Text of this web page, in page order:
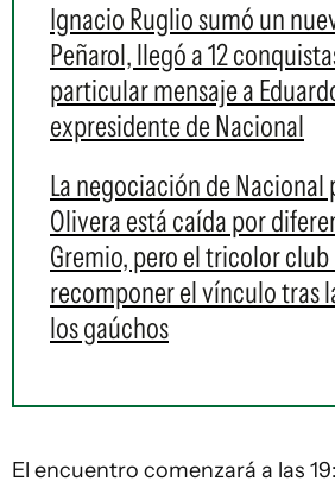
Ignacio Ruglio sumó un
Peñarol, llegó a 12
particular mensaje a
expresidente de Nacional
La negociación de Nacional
Olivera está caída por
Gremio, pero el tricolor
recomponer el vínculo tras
los gaúchos
El encuentro comenzará a las